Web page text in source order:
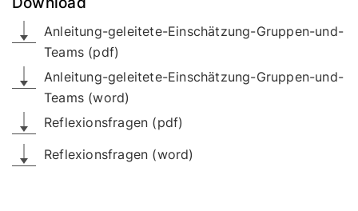
Anleitung-geleitete-Einschätzung-Gruppen-und-
Teams (pdf)
Anleitung-geleitete-Einschätzung-Gruppen-und-
Teams (word)
Reflexionsfragen (pdf)
Reflexionsfragen (word)